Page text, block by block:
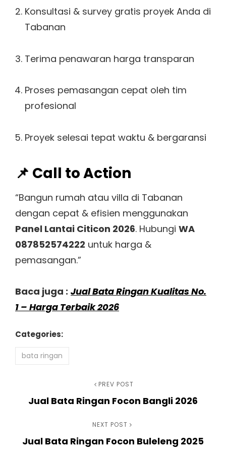
Konsultasi & survey gratis proyek Anda di
Tabanan
Terima penawaran harga transparan
Proses pemasangan cepat oleh tim
profesional
Proyek selesai tepat waktu & bergaransi
📌 Call to Action
“Bangun rumah atau villa di Tabanan
dengan cepat & efisien menggunakan
Panel Lantai Citicon 2026. Hubungi WA
087852574222 untuk harga &
pemasangan.”
Baca juga : Jual Bata Ringan Kualitas No.
1 – Harga Terbaik 2026
Categories:
bata ringan
pos
Post
PREV POST
Jual Bata Ringan Focon Bangli 2026
Post
NEXT POST
Jual Bata Ringan Focon Buleleng 2025